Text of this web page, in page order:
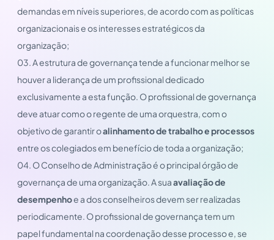
demandas em níveis superiores, de acordo com as políticas
organizacionais e os interesses estratégicos da
organização;
03. A estrutura de governança tende a funcionar melhor se
houver a liderança de um profissional dedicado
exclusivamente a esta função. O profissional de governança
deve atuar como o regente de uma orquestra, com o
objetivo de garantir oalinhamento de trabalho e processos
entre os colegiados em benefício de toda a organização;
04. O Conselho de Administração é o principal órgão de
governança de uma organização. A suaavaliação de
desempenhoe a dos conselheiros devem ser realizadas
periodicamente. O profissional de governança tem um
papel fundamental na coordenação desse processo e, se